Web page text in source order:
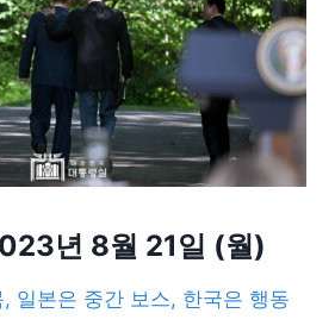
년 8월 21일 (월)
, 일본은 중간 보스, 한국은 행동